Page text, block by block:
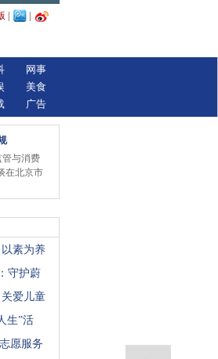
网事
美食
广告
管与消费
在北京市
素为养
守护蔚
爱儿童
生”活
愿服务